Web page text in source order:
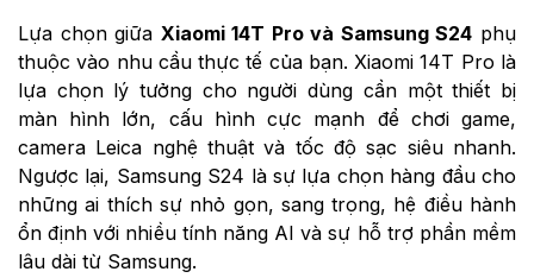
Lựa chọn giữa Xiaomi 14T Pro và Samsung S24 phụ
thuộc vào nhu cầu thực tế của bạn. Xiaomi 14T Pro là
lựa chọn lý tưởng cho người dùng cần một thiết bị
màn hình lớn, cấu hình cực mạnh để chơi game,
camera Leica nghệ thuật và tốc độ sạc siêu nhanh.
Ngược lại, Samsung S24 là sự lựa chọn hàng đầu cho
những ai thích sự nhỏ gọn, sang trọng, hệ điều hành
ổn định với nhiều tính năng AI và sự hỗ trợ phần mềm
lâu dài từ Samsung.